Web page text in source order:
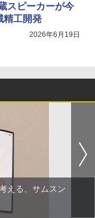
スピーカーが今
精工開発
2026年6月19日
える、サムスン